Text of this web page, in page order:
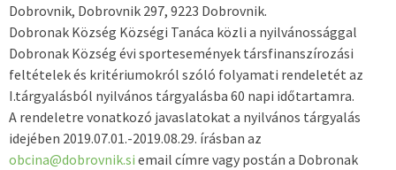
Dobrovnik, Dobrovnik 297, 9223 Dobrovnik.
Dobronak Község Községi Tanáca közli a nyilvánossággal
Dobronak Község évi sportesemények társfinanszírozási
feltételek és kritériumokról szóló folyamati rendeletét az
I.tárgyalásból nyilvános tárgyalásba 60 napi időtartamra.
A rendeletre vonatkozó javaslatokat a nyilvános tárgyalás
idejében 2019.07.01.-2019.08.29. írásban az
obcina@dobrovnik.si email címre vagy postán a Dobronak